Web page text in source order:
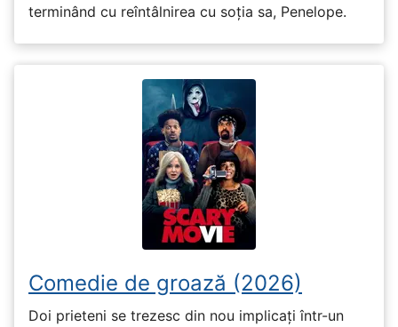
terminând cu reîntâlnirea cu soția sa, Penelope.
Comedie de groază (2026)
Doi prieteni se trezesc din nou implicați într-un